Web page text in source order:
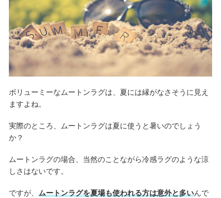
ボリューミーなムートンラグは、夏には縁がなさそうに見え
ますよね。
実際のところ、ムートンラグは夏に使うと暑いのでしょう
か？
ムートンラグの場合、当然のことながら冷感ラグのような涼
しさはないです。
ですが、 ムートンラグを夏場も使われる方は意外と多いんで